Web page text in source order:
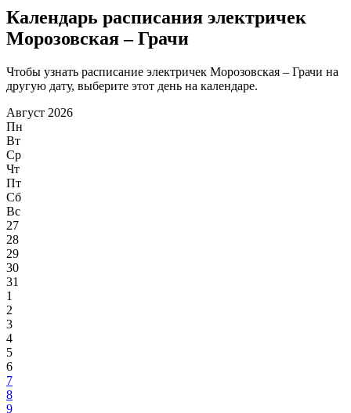
Календарь расписания электричек
Морозовская – Грачи
Чтобы узнать расписание электричек Морозовская – Грачи на
другую дату, выберите этот день на календаре.
Август 2026
Пн
Вт
Ср
Чт
Пт
Сб
Вс
27
28
29
30
31
1
2
3
4
5
6
7
8
9